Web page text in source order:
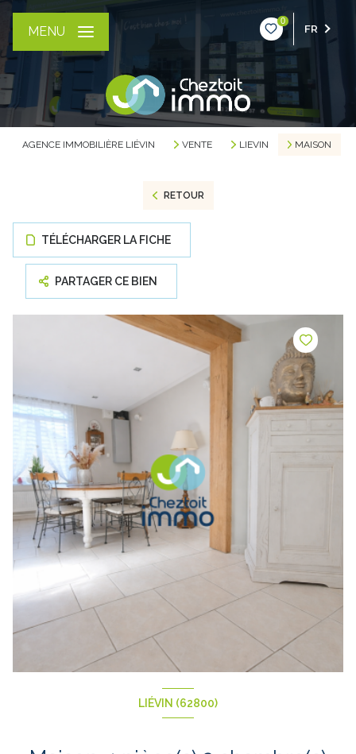
0
FR
MENU
AGENCE IMMOBILIÈRE LIÉVIN VENTE LIEVIN MAISON
RETOUR
TÉLÉCHARGER LA FICHE
PARTAGER CE BIEN
LIÉVIN (62800)